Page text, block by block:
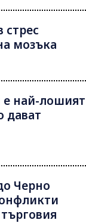
стрес
мозъка
най-лошият
дават
Черно